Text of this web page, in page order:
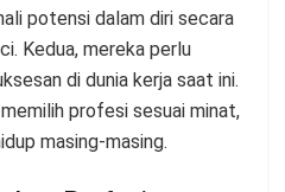
potensi dalam diri secara
Kedua, mereka perlu
di dunia kerja saat ini.
profesi sesuai minat,
masing-masing.